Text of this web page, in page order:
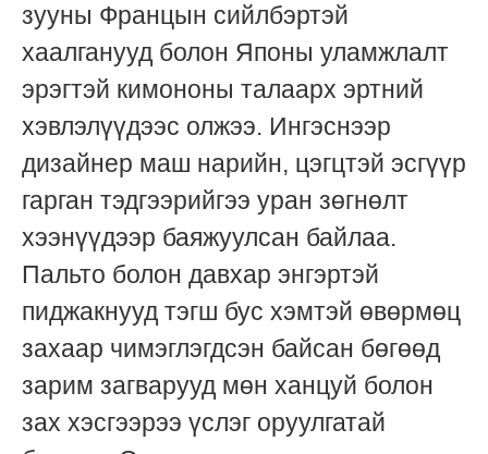
зууны Францын сийлбэртэй
хаалганууд болон Японы уламжлалт
эрэгтэй кимононы талаарх эртний
хэвлэлүүдээс олжээ. Ингэснээр
дизайнер маш нарийн, цэгцтэй эсгүүр
гарган тэдгээрийгээ уран зөгнөлт
хээнүүдээр баяжуулсан байлаа.
Пальто болон давхар энгэртэй
пиджакнууд тэгш бус хэмтэй өвөрмөц
захаар чимэглэгдсэн байсан бөгөөд
зарим загварууд мөн ханцуй болон
зах хэсгээрээ үслэг оруулгатай